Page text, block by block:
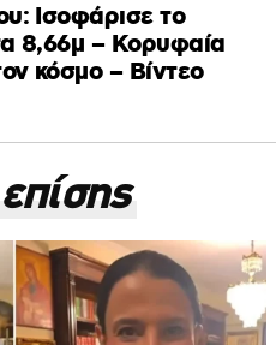
Ισοφάρισε το
8,66μ – Κορυφαία
κόσμο – Βίντεο